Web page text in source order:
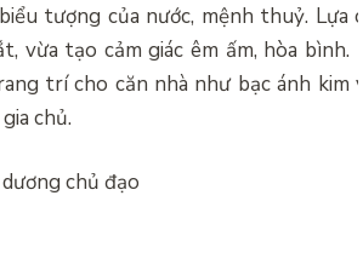
tượng của nước, mệnh thuỷ. Lựa
vừa tạo cảm giác êm ấm, hòa
trí cho căn nhà như bạc ánh kim
chủ.